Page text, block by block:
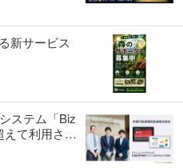
新サービス
ステム「Biz
て利用され